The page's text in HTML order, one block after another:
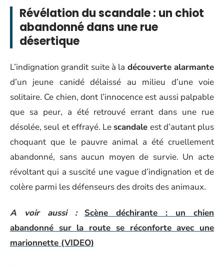
Révélation du scandale : un chiot
abandonné dans une rue
désertique
L’indignation grandit suite à la découverte alarmante
d’un jeune canidé délaissé au milieu d’une voie
solitaire. Ce chien, dont l’innocence est aussi palpable
que sa peur, a été retrouvé errant dans une rue
désolée, seul et effrayé. Le scandale est d’autant plus
choquant que le pauvre animal a été cruellement
abandonné, sans aucun moyen de survie. Un acte
révoltant qui a suscité une vague d’indignation et de
colère parmi les défenseurs des droits des animaux.
A voir aussi :
Scène déchirante : un chien
abandonné sur la route se réconforte avec une
marionnette (VIDEO)